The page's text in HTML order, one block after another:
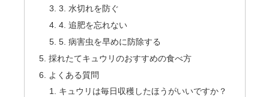
3. 水切れを防ぐ
4. 追肥を忘れない
5. 病害虫を早めに防除する
採れたてキュウリのおすすめの食べ方
よくある質問
キュウリは毎日収穫したほうがいいですか？